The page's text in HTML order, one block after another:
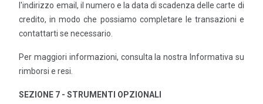
l'indirizzo email, il numero e la data di scadenza delle carte di
credito, in modo che possiamo completare le transazioni e
contattarti se necessario.
Per maggiori informazioni, consulta la nostra Informativa su
rimborsi e resi.
SEZIONE 7 - STRUMENTI OPZIONALI